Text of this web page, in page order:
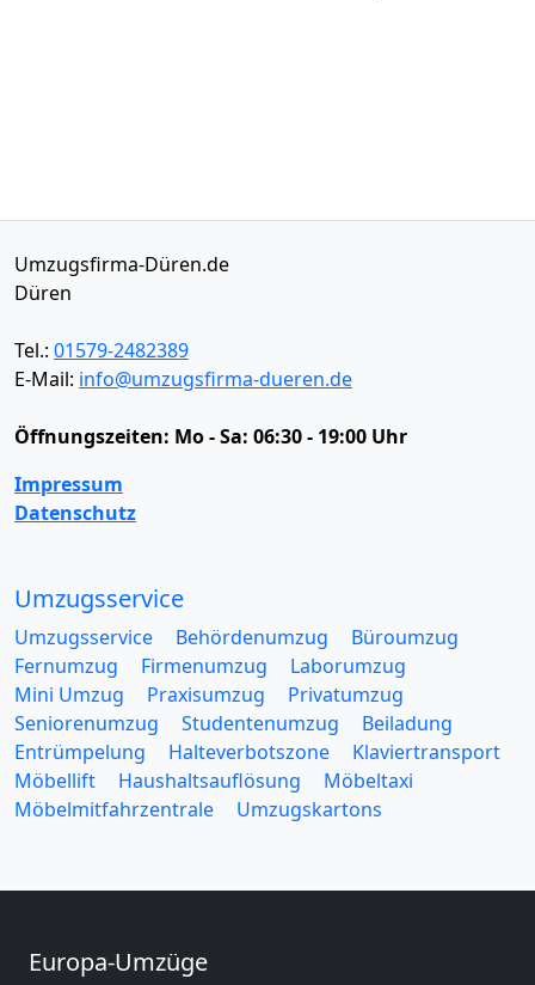
Umzugsfirma-Düren.de
Düren
Tel.: 01579-2482389
E-Mail: info@umzugsfirma-dueren.de
Öffnungszeiten: Mo - Sa: 06:30 - 19:00 Uhr
Impressum
Datenschutz
Umzugsservice
Umzugsservice Behördenumzug
Büroumzug
Fernumzug
Firmenumzug
Laborumzug
Mini Umzug
Praxisumzug
Privatumzug
Seniorenumzug
Studentenumzug
Beiladung
Entrümpelung
Halteverbotszone
Klaviertransport
Möbellift
Haushaltsauflösung
Möbeltaxi
Möbelmitfahrzentrale
Umzugskartons
Europa-Umzüge